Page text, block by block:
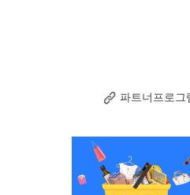
파트너프로그